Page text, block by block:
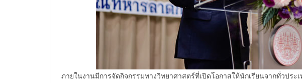
ภายในงานมีการจัดกิจกรรมทางวิทยาศาสตร์ที่เปิดโอกาสให้นักเรียนจากทั่วประ